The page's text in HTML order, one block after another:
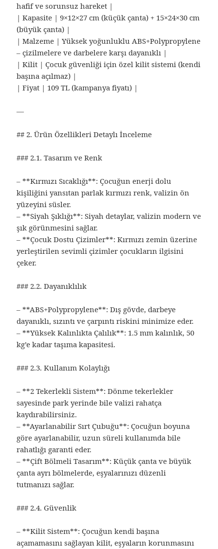
hafif ve sorunsuz hareket |
| Kapasite | 9×12×27 cm (küçük çanta) + 15×24×30 cm
(büyük çanta) |
| Malzeme | Yüksek yoğunluklu ABS+Polypropylene
– çizilmelere ve darbelere karşı dayanıklı |
| Kilit | Çocuk güvenliği için özel kilit sistemi (kendi
başına açılmaz) |
| Fiyat | 109 TL (kampanya fiyatı) |
—
## 2. Ürün Özellikleri Detaylı İnceleme
### 2.1. Tasarım ve Renk
– **Kırmızı Sıcaklığı**: Çocuğun enerji dolu
kişiliğini yansıtan parlak kırmızı renk, valizin ön
yüzeyini süsler.
– **Siyah Şıklığı**: Siyah detaylar, valizin modern ve
şık görünmesini sağlar.
– **Çocuk Dostu Çizimler**: Kırmızı zemin üzerine
yerleştirilen sevimli çizimler çocukların ilgisini
çeker.
### 2.2. Dayanıklılık
– **ABS+Polypropylene**: Dış gövde, darbeye
dayanıklı, sızıntı ve çarpıntı riskini minimize eder.
– **Yüksek Kalınlıkta Çalılık**: 1.5 mm kalınlık, 50
kg’e kadar taşıma kapasitesi.
### 2.3. Kullanım Kolaylığı
– **2 Tekerlekli Sistem**: Dönme tekerlekler
sayesinde park yerinde bile valizi rahatça
kaydırabilirsiniz.
– **Ayarlanabilir Sırt Çubuğu**: Çocuğun boyuna
göre ayarlanabilir, uzun süreli kullanımda bile
rahatlığı garanti eder.
– **Çift Bölmeli Tasarım**: Küçük çanta ve büyük
çanta ayrı bölmelerde, eşyalarınızı düzenli
tutmanızı sağlar.
### 2.4. Güvenlik
– **Kilit Sistem**: Çocuğun kendi başına
açamamasını sağlayan kilit, eşyaların korunmasını